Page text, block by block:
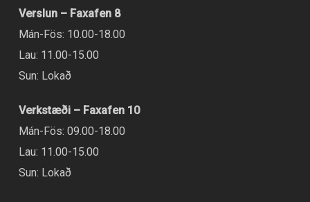
Verslun – Faxafen 8
Mán-Fös: 10.00-18.00
Lau: 11.00-15.00
Sun: Lokað
Verkstæði – Faxafen 10
Mán-Fös: 09.00-18.00
Lau: 11.00-15.00
Sun: Lokað